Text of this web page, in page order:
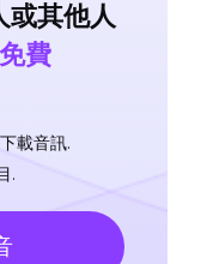
或其他人
免費
載音訊.
.